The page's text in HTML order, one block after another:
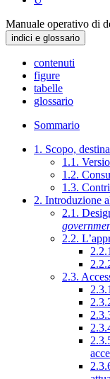
Manuale operativo di
indici e glossario
contenuti
figure
tabelle
glossario
Sommario
1. Scopo,
1.1.
1.2.
1.3.
2. Introduzione
2.1.
2.2.
2.3.